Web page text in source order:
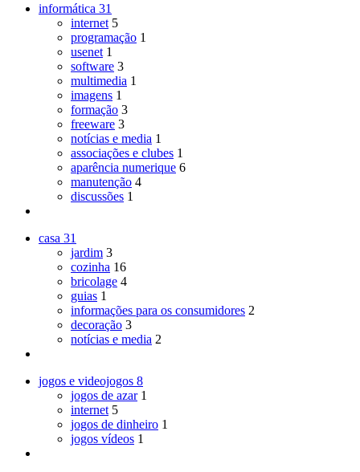
informática 31
internet 5
programação 1
usenet 1
software 3
multimedia 1
imagens 1
formação 3
freeware 3
notícias e media 1
associações e clubes 1
aparência numerique 6
manutenção 4
discussões 1
casa 31
jardim 3
cozinha 16
bricolage 4
guias 1
informações para os consumidores 2
decoração 3
notícias e media 2
jogos e videojogos 8
jogos de azar 1
internet 5
jogos de dinheiro 1
jogos vídeos 1